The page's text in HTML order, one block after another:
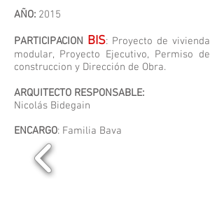
AÑO: 2015
PARTICIPACION BIS: Proyecto de vivienda
modular, Proyecto Ejecutivo, Permiso de
construccion y Dirección de Obra.
ARQUITECTO RESPONSABLE:
Nicolás Bidegain
ENCARGO: Familia Bava